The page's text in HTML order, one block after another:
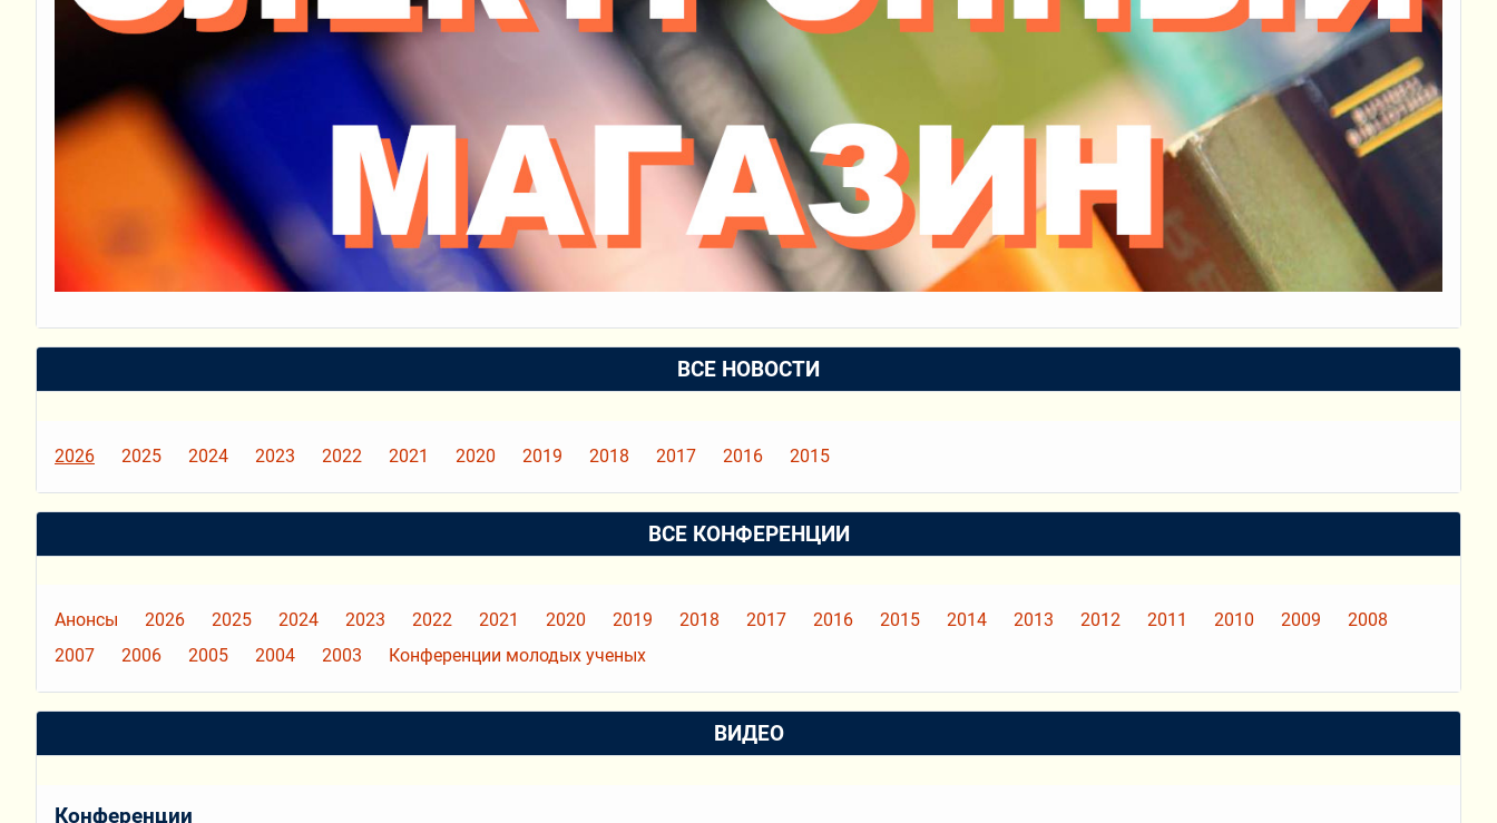
ВСЕ НОВОСТИ
2026 2025 2024 2023 2022 2021 2020 2019 2018 2017 2016 2015
ВСЕ КОНФЕРЕНЦИИ
Анонсы 2026 2025 2024 2023 2022 2021 2020 2019 2018 2017 2016 2015 2014 2013 2012 2011 2010 2009
2008
2007
2006 2005 2004 2003 Конференции молодых ученых
ВИДЕО
Конференции